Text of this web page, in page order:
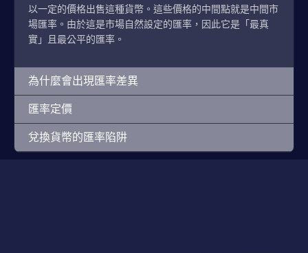
以一定的價格出售這種貨幣。這些價格的中間點就是中間市
場匯率。由於這是市場自然設定的匯率，因此它是「最真
實」且最公平的匯率。
為什麼會出現匯率差異
匯率定價
兌換貨幣的匯率陷阱